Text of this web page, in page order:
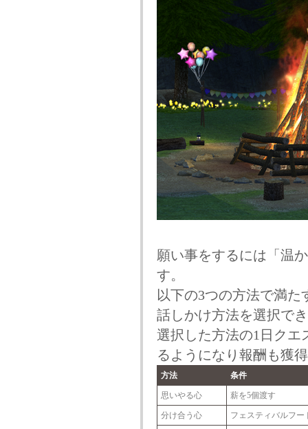
願い事をするには「温
す。
以下の3つの方法で満
話しかけ方法を選択で
選択した方法の1日クエ
るようになり報酬も獲
方法 条件
思いやる心 薪を5個渡す
分け合う心 フェスティバルフー